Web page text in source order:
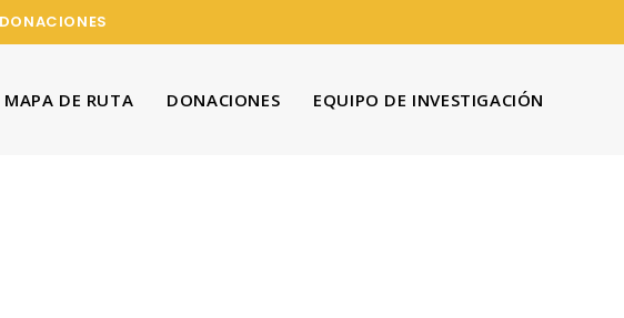
MAPA DE RUTA DONACIONES EQUIPO DE INVESTIGACIÓN